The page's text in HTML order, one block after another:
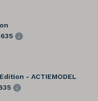
- ACTIEMODEL